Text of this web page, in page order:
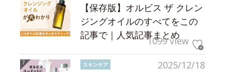
【保存版】オルビス ザ クレン
ジングオイルのすべてをこの
記事で｜人気記事まとめ
1099 view
2025/12/18
スキンケア